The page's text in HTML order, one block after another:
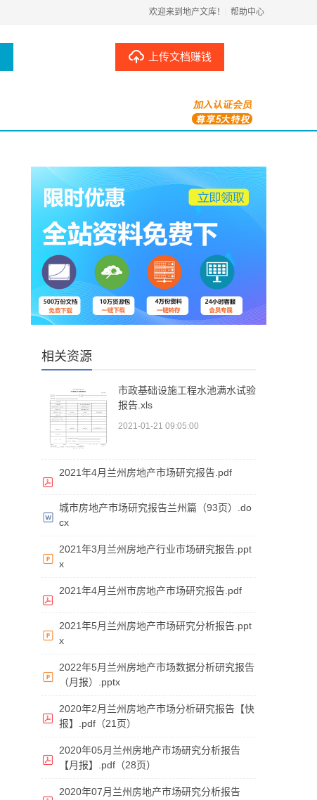
欢迎来到地产文库！ 帮助中心
上传文档赚钱
相关资源
市政基础设施工程水池满水试验
报告.xls
2021-01-21 09:05:00
2021年4月兰州房地产市场研究报告.pdf
城市房地产市场研究报告兰州篇（93页）.do
cx
2021年3月兰州房地产行业市场研究报告.ppt
x
2021年4月兰州市房地产市场研究报告.pdf
2021年5月兰州房地产市场研究分析报告.ppt
x
2022年5月兰州房地产市场数据分析研究报告
（月报）.pptx
2020年2月兰州房地产市场分析研究报告【快
报】.pdf（21页）
2020年05月兰州房地产市场研究分析报告
【月报】.pdf（28页）
2020年07月兰州房地产市场研究分析报告